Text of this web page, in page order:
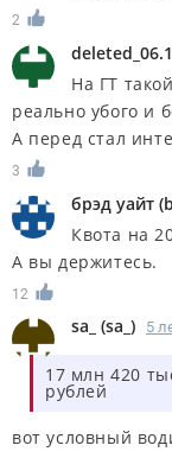
2
На ГТ
реально убого и
А перед стал
3
брэд уайт (
Квота на
А вы держитесь.
12
sa_ (sa_ ) 5
17 млн 420
рублей
вот условный